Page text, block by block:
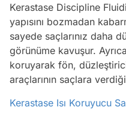
Kerastase Discipline
yapısını bozmadan
sayede saçlarınız daha
görünüme kavuşur.
koruyarak fön,
araçlarının saçlara
Kerastase Isı Koruyucu